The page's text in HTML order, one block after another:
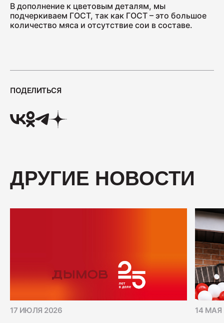
400
330
В дополнение к цветовым деталям, мы
подчеркиваем ГОСТ, так как ГОСТ – это большое
количество мяса и отсутствие сои в составе.
ПОДЕЛИТЬСЯ
ДРУГИЕ НОВОСТИ
17 ИЮЛЯ 2026 14 МАЯ